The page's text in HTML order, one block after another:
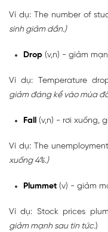
Ví dụ: The number of
sinh giảm dần.)
Drop (v,n) - giảm
Ví dụ: Temperature
giảm đáng kể vào mùa
Fall (v,n) - rơi xuống,
Ví dụ: The
xuống 4%.)
Plummet (v) - giảm
Ví dụ: Stock prices
giảm mạnh sau tin tức.)